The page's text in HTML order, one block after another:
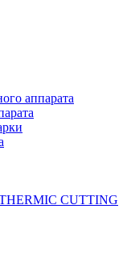
аппарата
CUTTING